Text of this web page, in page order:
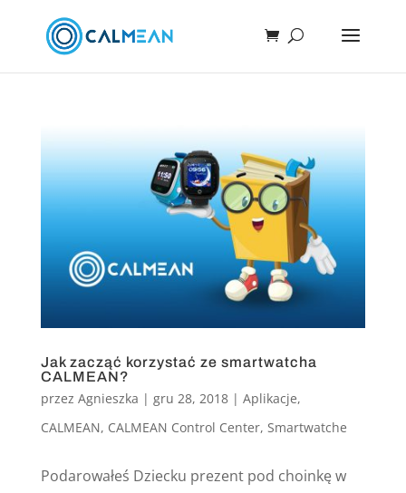
Jak zacząć korzystać ze smartwatcha
CALMEAN?
przez Agnieszka | gru 28, 2018| Aplikacje,
CALMEAN, CALMEAN Control Center, Smartwatche
Podarowałeś Dziecku prezent pod choinkę w